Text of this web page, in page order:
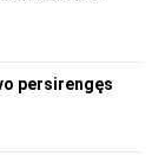
persirengęs